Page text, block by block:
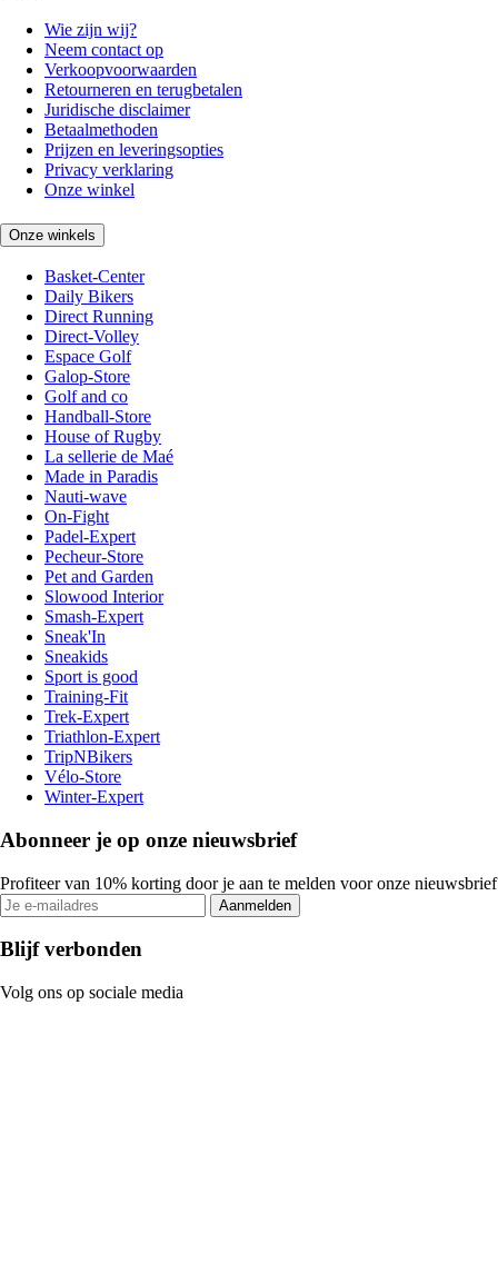
Wie zijn wij?
Neem contact op
Verkoopvoorwaarden
Retourneren en terugbetalen
Juridische disclaimer
Betaalmethoden
Prijzen en leveringsopties
Privacy verklaring
Onze winkel
Onze winkels
Basket-Center
Daily Bikers
Direct Running
Direct-Volley
Espace Golf
Galop-Store
Golf and co
Handball-Store
House of Rugby
La sellerie de Maé
Made in Paradis
Nauti-wave
On-Fight
Padel-Expert
Pecheur-Store
Pet and Garden
Slowood Interior
Smash-Expert
Sneak'In
Sneakids
Sport is good
Training-Fit
Trek-Expert
Triathlon-Expert
TripNBikers
Vélo-Store
Winter-Expert
Abonneer je op onze nieuwsbrief
Profiteer van 10% korting door je aan te melden voor onze nieuwsbrief
Aanmelden
Blijf verbonden
Volg ons op sociale media